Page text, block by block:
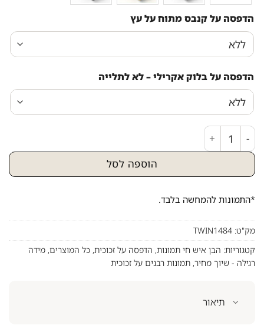
הדפסה על קנבס מתוח על עץ
הדפסה על בלוק אקרילי – לא לתלייה
כמות של ציור מיוחד של הבן איש חי על קנבס או זכוכית
הוספה לסל
*התמונות להמחשה בלבד.
מק"ט: TWIN1484
קטגוריות: הבן איש חי תמונות, הדפסה על זכוכית, כל המוצרים, מידה
רגילה - שיוך מחיר, תמונות רבנים על זכוכית
תיאור